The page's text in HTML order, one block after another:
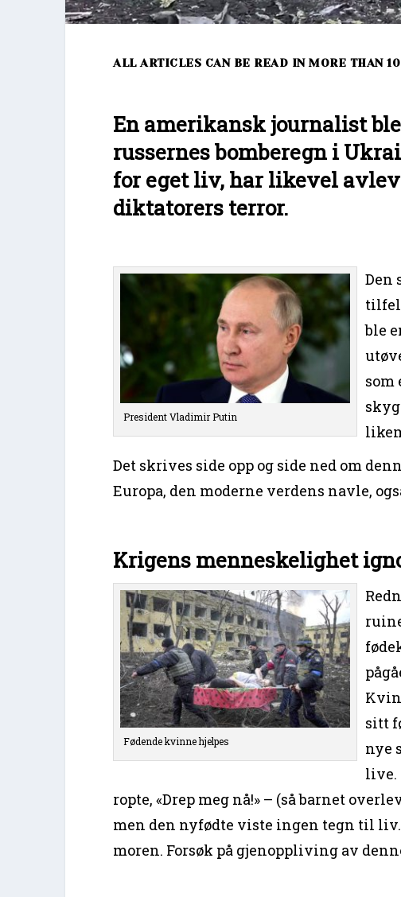
ALL ARTICLES CAN BE READ IN MORE THAN
En amerikansk journalist
russernes bomberegn i
for eget liv, har likevel
diktatorers terror.
President Vladimir Putin
Den
ble
som
Det skrives side opp og side ned om
Europa, den moderne verdens navle,
Krigens menneskelighet
Fødende kvinne hjelpes
sitt
nye
live.
ropte, «Drep meg nå!» – (så barnet
men den nyfødte viste ingen tegn til
moren. Forsøk på gjenoppliving av